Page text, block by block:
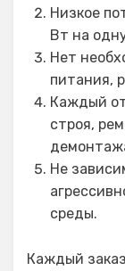
Низкое
Вт на
Нет
питания,
Каждый
строя,
Не
среды.
Каждый